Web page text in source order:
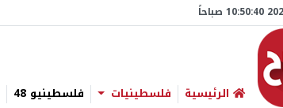
الرئيسية فلسطينيات فلسطينيو 48